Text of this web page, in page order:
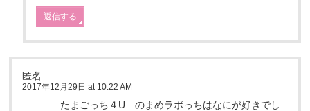
返信する
匿名
2017年12月29日 at 10:22 AM
たまごっち４U のまめラボっちはなにが好きでし